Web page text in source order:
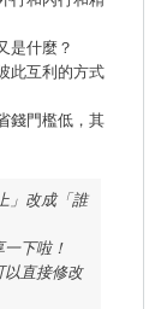
是什麼？
此互利的方式
錢門檻低，其
」改成「誰
下啦！
以直接修改